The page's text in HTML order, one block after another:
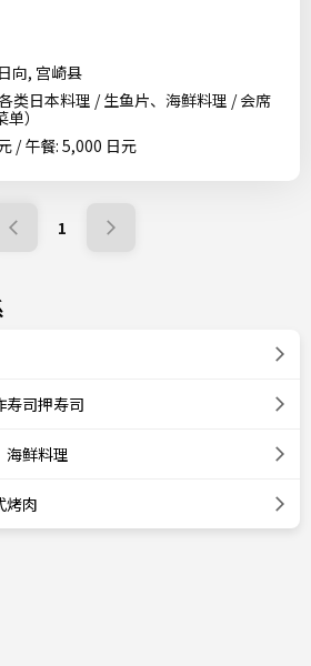
向, 宫崎县
类日本料理 / 生鱼片、海鲜料理 / 会席
）
/ 午餐: 5,000 日元
1
寿司押寿司
海鲜料理
烤肉